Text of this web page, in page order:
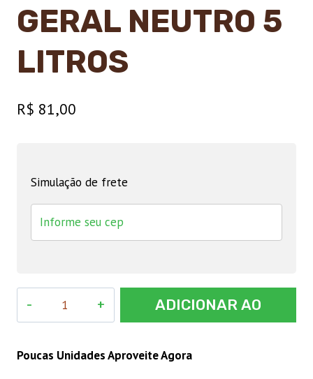
GERAL NEUTRO 5
LITROS
R$ 81,00
Simulação de frete
GERAL
ADICIONAR AO
Poucas Unidades Aproveite Agora